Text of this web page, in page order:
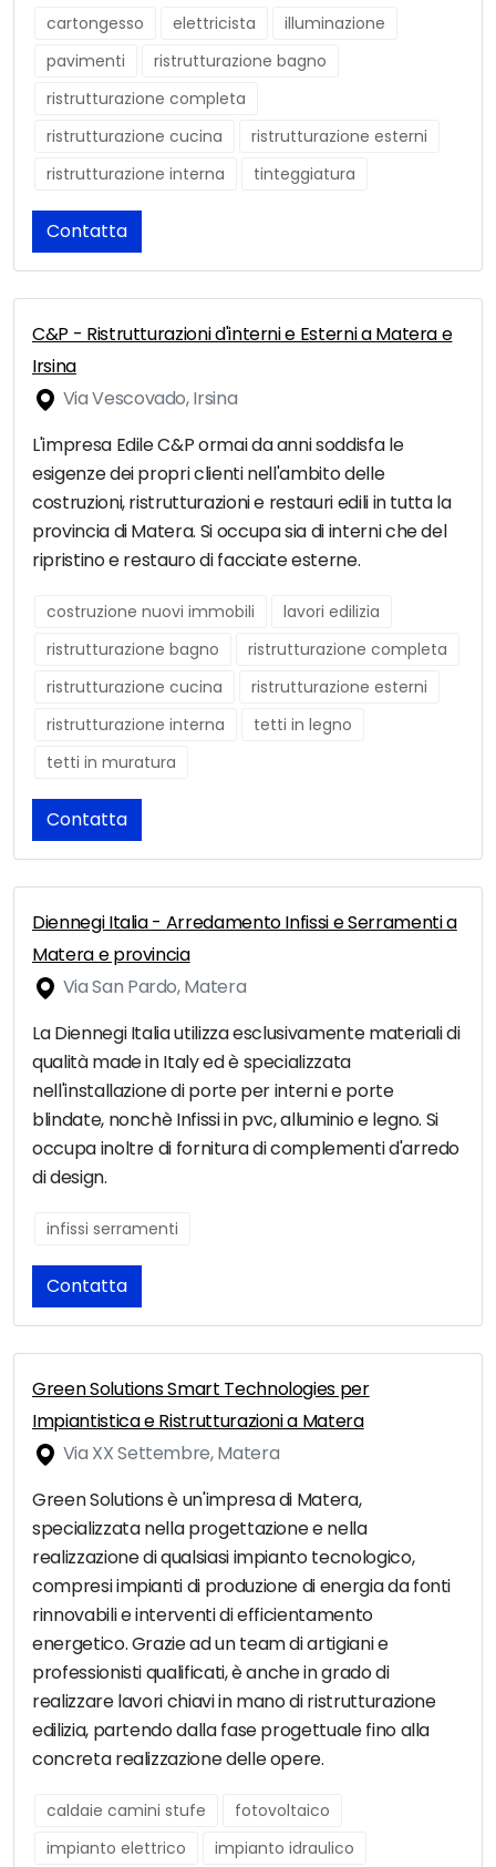
cartongesso elettricista
illuminazione
pavimenti
ristrutturazione bagno
ristrutturazione completa
ristrutturazione cucina
ristrutturazione esterni
ristrutturazione interna
tinteggiatura
Contatta
C&P - Ristrutturazioni d'interni e Esterni a Matera e
Irsina
Via Vescovado, Irsina
L'impresa Edile C&P ormai da anni soddisfa le
esigenze dei propri clienti nell'ambito delle
costruzioni, ristrutturazioni e restauri edili in tutta la
provincia di Matera. Si occupa sia di interni che del
ripristino e restauro di facciate esterne.
costruzione nuovi immobili
lavori edilizia
ristrutturazione bagno
ristrutturazione completa
ristrutturazione cucina
ristrutturazione esterni
ristrutturazione interna
tetti in legno
tetti in muratura
Contatta
Diennegi Italia - Arredamento Infissi e Serramenti a
Matera e provincia
Via San Pardo, Matera
La Diennegi Italia utilizza esclusivamente materiali di
qualità made in Italy ed è specializzata
nell'installazione di porte per interni e porte
blindate, nonchè Infissi in pvc, alluminio e legno. Si
occupa inoltre di fornitura di complementi d'arredo
di design.
infissi serramenti
Contatta
Green Solutions Smart Technologies per
Impiantistica e Ristrutturazioni a Matera
Via XX Settembre, Matera
Green Solutions è un'impresa di Matera,
specializzata nella progettazione e nella
realizzazione di qualsiasi impianto tecnologico,
compresi impianti di produzione di energia da fonti
rinnovabili e interventi di efficientamento
energetico. Grazie ad un team di artigiani e
professionisti qualificati, è anche in grado di
realizzare lavori chiavi in mano di ristrutturazione
edilizia, partendo dalla fase progettuale fino alla
concreta realizzazione delle opere.
caldaie camini stufe
fotovoltaico
impianto elettrico
impianto idraulico